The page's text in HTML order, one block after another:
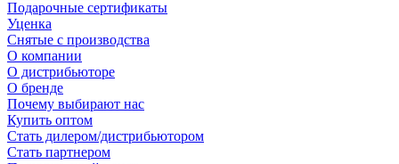
Подарочные сертификаты
Уценка
Снятые с производства
О компании
О дистрибьюторе
О бренде
Почему выбирают нас
Купить оптом
Стать дилером/дистрибьютором
Стать партнером